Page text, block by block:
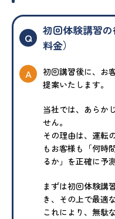
Q
初回体験講習の
料金）
A
初回講習後に、お
提案いたします。
当社では、あらか
せん。
その理由は、運転
もお客様も「何時
るか」を正確に予
まずは初回体験講
き、その上で最適
これにより、無駄